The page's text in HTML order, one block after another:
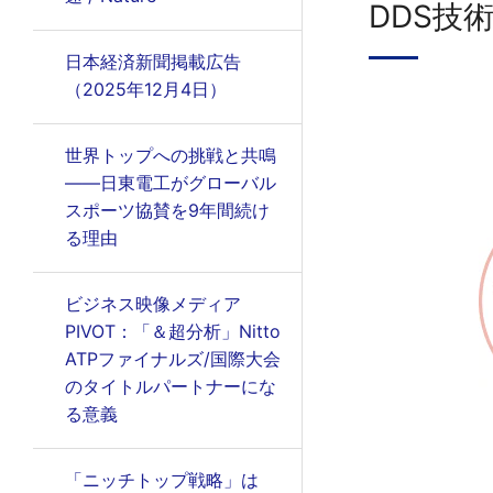
日本経済新聞掲載広告
（2025年12月4日）
世界トップへの挑戦と共鳴
――日東電工がグローバル
スポーツ協賛を9年間続け
る理由
ビジネス映像メディア
PIVOT：「＆超分析」Nitto
ATPファイナルズ/国際大会
のタイトルパートナーにな
る意義
「ニッチトップ戦略」は
DDS技術